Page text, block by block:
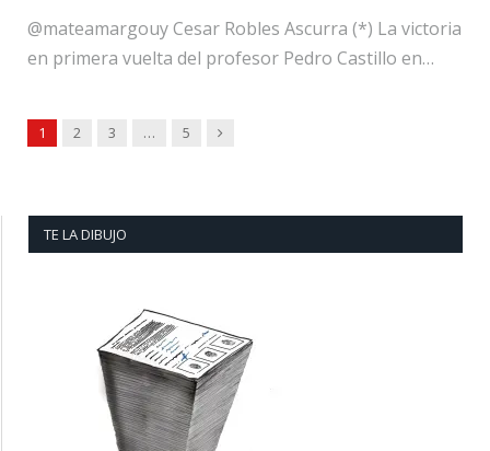
@mateamargouy Cesar Robles Ascurra (*) La victoria
en primera vuelta del profesor Pedro Castillo en…
1 2 3 … 5 Next
TE LA DIBUJO